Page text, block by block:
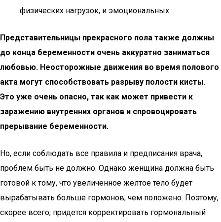
физических нагрузок, и эмоциональных.
Представительницы прекрасного пола также должны
до конца беременности очень аккуратно заниматься
любовью. Неосторожные движения во время полового
акта могут способствовать разрыву полости кисты.
Это уже очень опасно, так как может привести к
заражению внутренних органов и спровоцировать
прерывание беременности.
Но, если соблюдать все правила и предписания врача,
проблем быть не должно. Однако женщина должна быть
готовой к тому, что увеличенное желтое тело будет
вырабатывать больше гормонов, чем положено. Поэтому,
скорее всего, придется корректировать гормональный